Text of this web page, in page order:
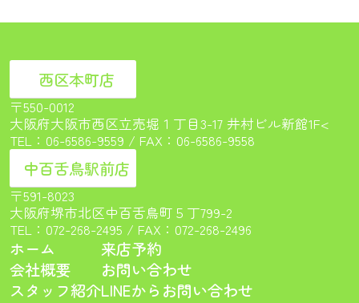
西区本町店
〒550-0012
大阪府大阪市西区立売堀１丁目3-17 井村ビル新館1F<
TEL： 06-6586-9559 / FAX：06-6586-9558
中百舌鳥駅前店
〒591-8023
大阪府堺市北区中百舌鳥町５丁799-2
TEL： 072-268-2495 / FAX：072-268-2496
ホーム
会社概要
スタッフ紹介
来店予約
お問い合わせ
LINEからお問い合わせ